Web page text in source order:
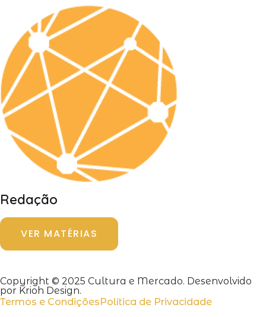
Redação
VER MATÉRIAS
Copyright © 2025 Cultura e Mercado. Desenvolvido
por Krioh Design.
Termos e CondiçõesPolítica de Privacidade